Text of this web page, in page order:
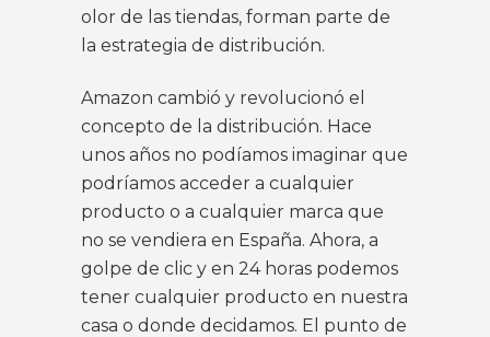
olor de las tiendas, forman parte de
la estrategia de distribución.
Amazon cambió y revolucionó el
concepto de la distribución. Hace
unos años no podíamos imaginar que
podríamos acceder a cualquier
producto o a cualquier marca que
no se vendiera en España. Ahora, a
golpe de clic y en 24 horas podemos
tener cualquier producto en nuestra
casa o donde decidamos. El punto de